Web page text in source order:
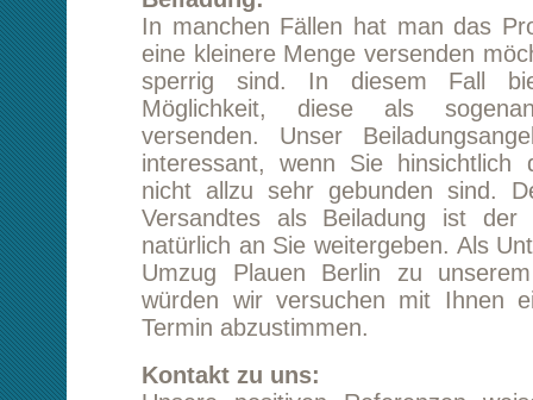
Kontakt zu uns:
Unsere positiven Referenzen weisen uns
verantwortungsvollen und zuverlässigen
würden uns sehr freuen, wenn Sie sich für
Plauen Berlinvöllig unverbindlich von uns
erstellen lassen. Unsere gut qualifizierten
verfügen über langjährige Erfahrung und
größeren Transportproblemen
Kontaktaufnahme steht Ihnen auch unser
Rückrufservice oder aber das
Webseite zur Verfügung. Wir wünschen
Transport in jeden Fall gutes Gelingen.
Starten Sie eine unverbindliche
Plauen Berlin
Tipp:
Kundenmeinungen lesen